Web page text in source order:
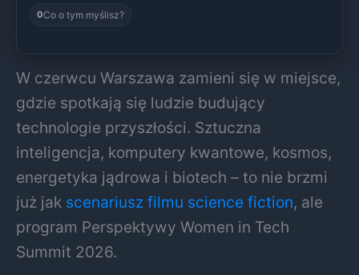
0Co o tym myślisz?
W czerwcu Warszawa zamieni się w miejsce,
gdzie spotkają się ludzie budujący
technologie przyszłości. Sztuczna
inteligencja, komputery kwantowe, kosmos,
energetyka jądrowa i biotech – to nie brzmi
już jak scenariusz filmu science fiction, ale
program Perspektywy Women in Tech
Summit 2026.